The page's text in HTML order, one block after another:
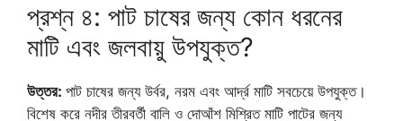
প্রশ্ন ৪: পাট চাষের জন্য কোন ধরনের
মাটি এবং জলবায়ু উপযুক্ত?
উত্তর: পাট চাষের জন্য উর্বর, নরম এবং আর্দ্র মাটি সবচেয়ে উপযুক্ত।
বিশেষ করে নদীর তীরবর্তী বালি ও দোআঁশ মিশ্রিত মাটি পাটের জন্য